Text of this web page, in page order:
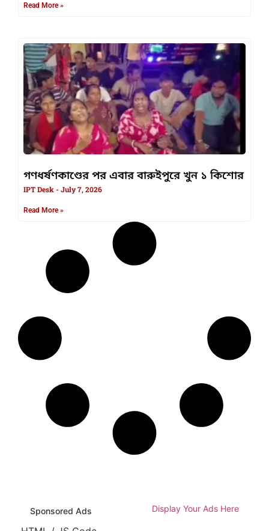
Read More »
গণধর্ষণকাণ্ডের পর এবার বারুইপুরে খুন ১ কিশোর
IPT Desk July 7, 2026
Read More »
Sponsored Ads Display Your Ads Here